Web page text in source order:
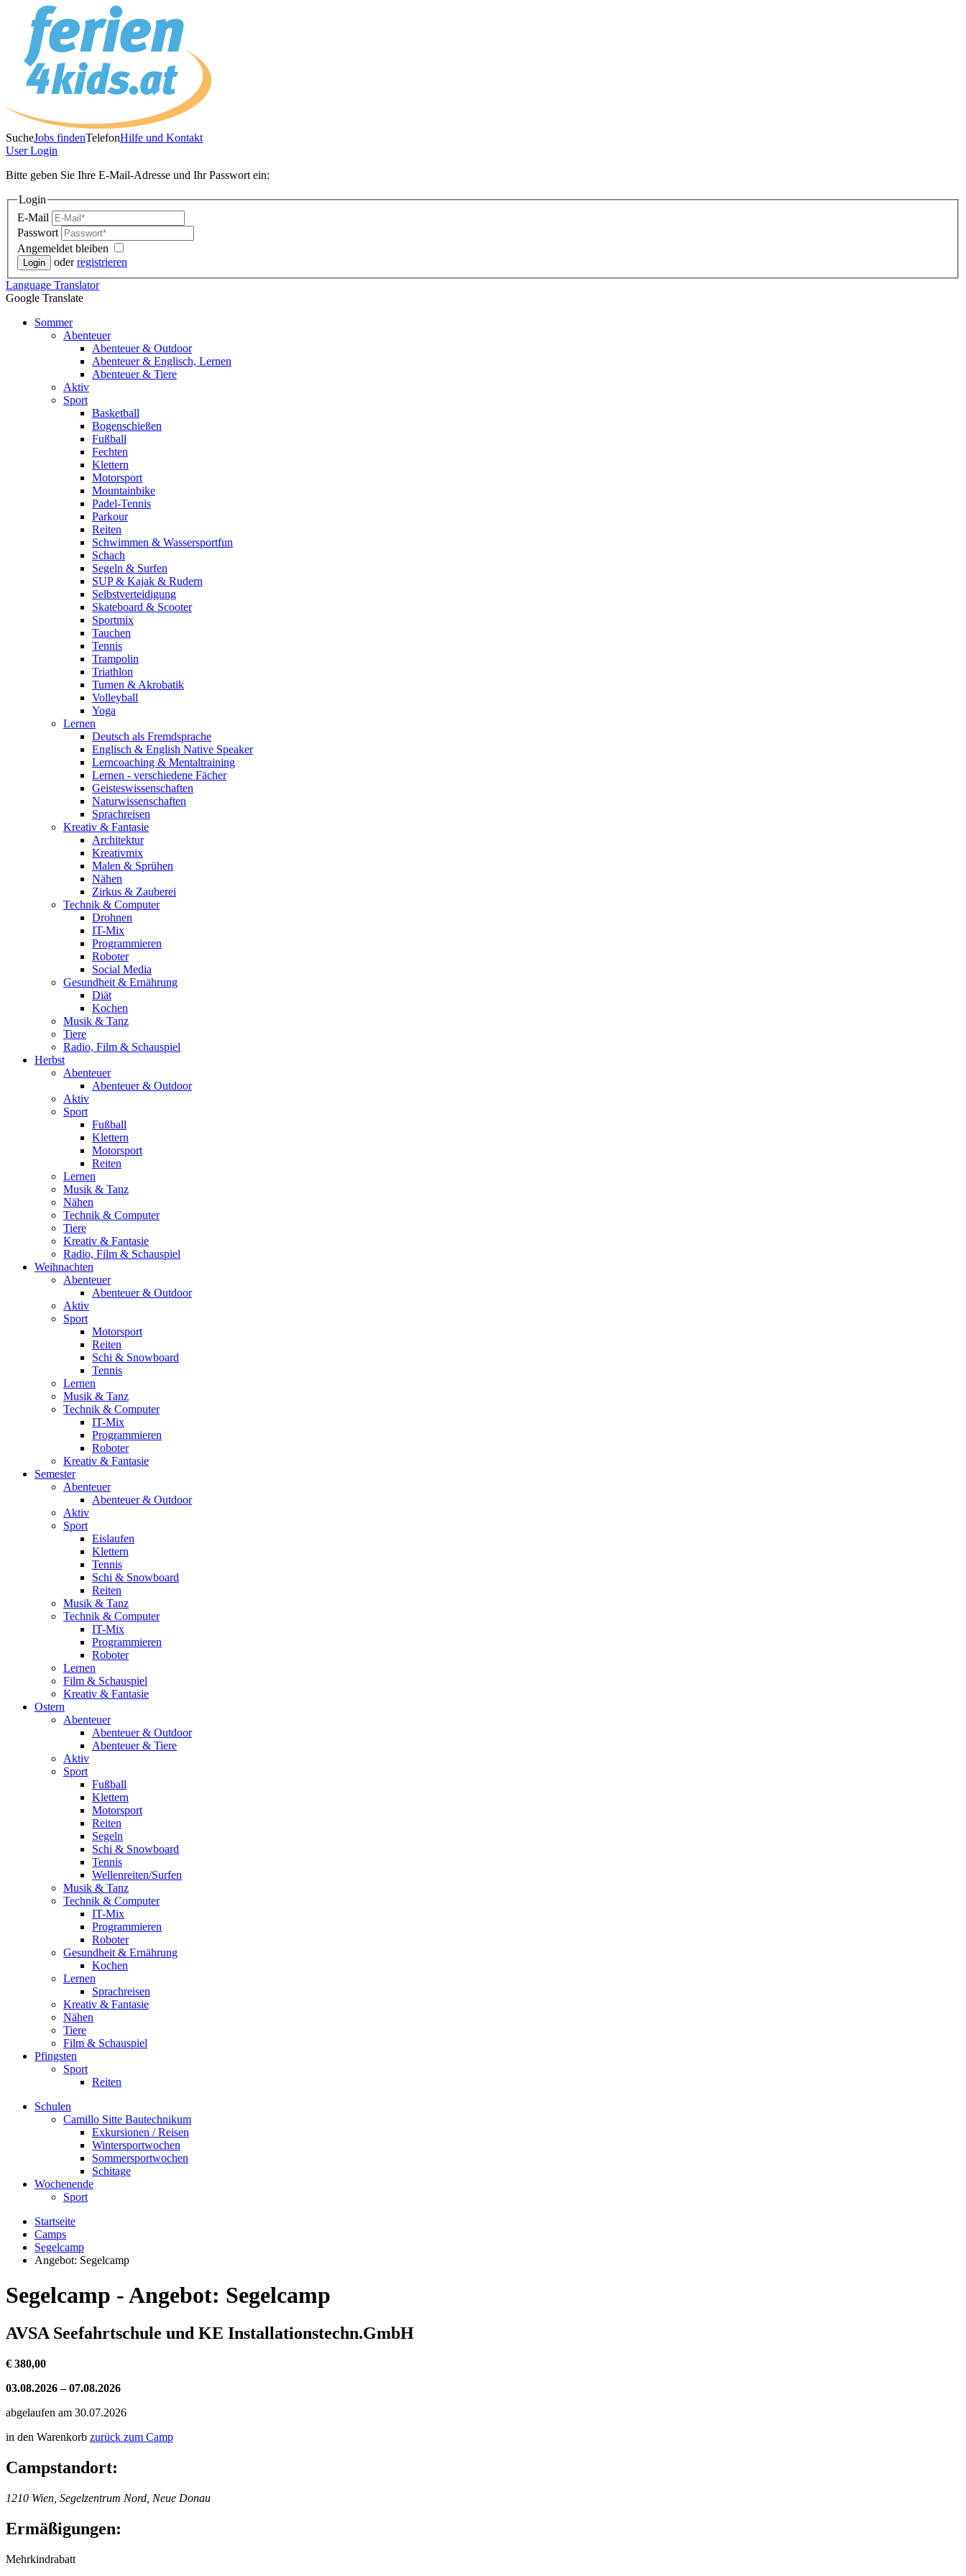
SucheJobs findenTelefonHilfe und Kontakt
UserLogin
Bitte geben Sie Ihre E-Mail-Adresse und Ihr Passwort ein:
Login
E-Mail
Passwort
Angemeldet bleiben
oderregistrieren
Language Translator
Google Translate
Sommer
Abenteuer
Abenteuer & Outdoor
Abenteuer & Englisch, Lernen
Abenteuer & Tiere
Aktiv
Sport
Basketball
Bogenschießen
Fußball
Fechten
Klettern
Motorsport
Mountainbike
Padel-Tennis
Parkour
Reiten
Schwimmen & Wassersportfun
Schach
Segeln & Surfen
SUP & Kajak & Rudern
Selbstverteidigung
Skateboard & Scooter
Sportmix
Tauchen
Tennis
Trampolin
Triathlon
Turnen & Akrobatik
Volleyball
Yoga
Lernen
Deutsch als Fremdsprache
Englisch & English Native Speaker
Lerncoaching & Mentaltraining
Lernen - verschiedene Fächer
Geisteswissenschaften
Naturwissenschaften
Sprachreisen
Kreativ & Fantasie
Architektur
Kreativmix
Malen & Sprühen
Nähen
Zirkus & Zauberei
Technik & Computer
Drohnen
IT-Mix
Programmieren
Roboter
Social Media
Gesundheit & Ernährung
Diät
Kochen
Musik & Tanz
Tiere
Radio, Film & Schauspiel
Herbst
Abenteuer
Abenteuer & Outdoor
Aktiv
Sport
Fußball
Klettern
Motorsport
Reiten
Lernen
Musik & Tanz
Nähen
Technik & Computer
Tiere
Kreativ & Fantasie
Radio, Film & Schauspiel
Weihnachten
Abenteuer
Abenteuer & Outdoor
Aktiv
Sport
Motorsport
Reiten
Schi & Snowboard
Tennis
Lernen
Musik & Tanz
Technik & Computer
IT-Mix
Programmieren
Roboter
Kreativ & Fantasie
Semester
Abenteuer
Abenteuer & Outdoor
Aktiv
Sport
Eislaufen
Klettern
Tennis
Schi & Snowboard
Reiten
Musik & Tanz
Technik & Computer
IT-Mix
Programmieren
Roboter
Lernen
Film & Schauspiel
Kreativ & Fantasie
Ostern
Abenteuer
Abenteuer & Outdoor
Abenteuer & Tiere
Aktiv
Sport
Fußball
Klettern
Motorsport
Reiten
Segeln
Schi & Snowboard
Tennis
Wellenreiten/Surfen
Musik & Tanz
Technik & Computer
IT-Mix
Programmieren
Roboter
Gesundheit & Ernährung
Kochen
Lernen
Sprachreisen
Kreativ & Fantasie
Nähen
Tiere
Film & Schauspiel
Pfingsten
Sport
Reiten
Schulen
Camillo Sitte Bautechnikum
Exkursionen / Reisen
Wintersportwochen
Sommersportwochen
Schitage
Wochenende
Sport
Startseite
Camps
Segelcamp
Angebot: Segelcamp
Segelcamp - Angebot: Segelcamp
AVSA Seefahrtschule und KE Installationstechn.GmbH
€ 380,00
03.08.2026 – 07.08.2026
abgelaufen am 30.07.2026
in den Warenkorb zurück zum Camp
Campstandort:
1210 Wien, Segelzentrum Nord, Neue Donau
Ermäßigungen:
Mehrkindrabatt